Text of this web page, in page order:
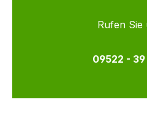
Rufen Sie
09522 -